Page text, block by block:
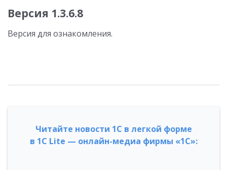
Версия 1.3.6.8
Версия для ознакомления.
Читайте новости 1С в легкой форме
в 1С Lite — онлайн-медиа фирмы «1С»: